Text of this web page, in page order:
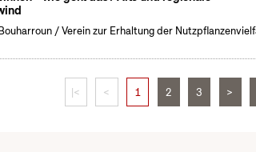
/ Verein zur Erhaltung der
|< < 1 2 3 >